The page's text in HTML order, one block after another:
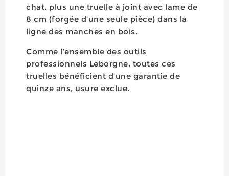
chat, plus une truelle à joint avec lame de
8 cm (forgée d’une seule pièce) dans la
ligne des manches en bois.
Comme l’ensemble des outils
professionnels Leborgne, toutes ces
truelles bénéficient d’une garantie de
quinze ans, usure exclue.